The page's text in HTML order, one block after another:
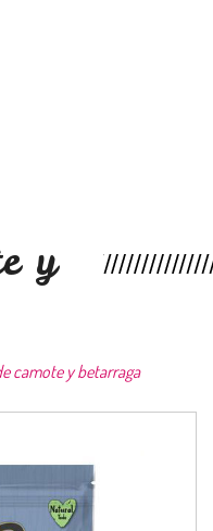
y
camote y betarraga